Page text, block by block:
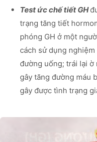
Test ức chế tiết GH
trạng tăng tiết
phóng GH ở một
cách sử dụng
đường uống; trái lại ờ
gây tăng đường máu
gây được tình trạng